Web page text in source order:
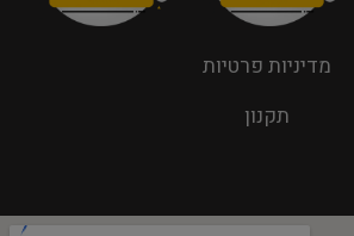
מדיניות פרטיות
תקנון